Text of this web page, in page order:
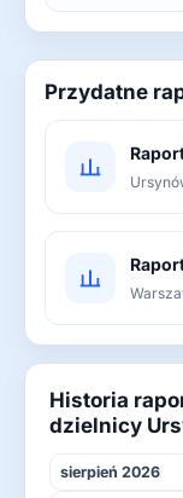
Przydatne
Historia
dzielnicy
sierpień 2026